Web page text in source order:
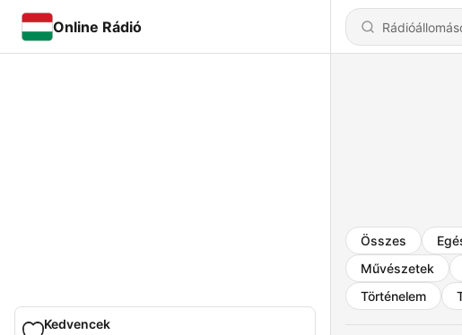
Online Rádió
Kedvencek
Összes
Művészetek
Történelem